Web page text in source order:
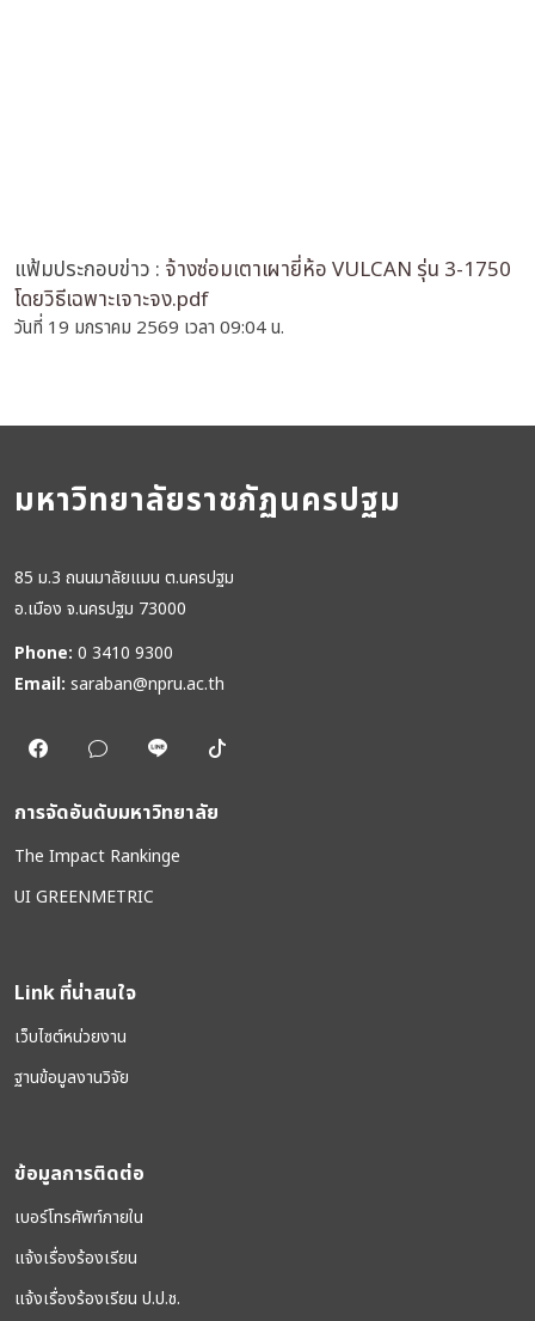
แฟ้มประกอบข่าว : จ้างซ่อมเตาเผายี่ห้อ VULCAN รุ่น 3-1750
โดยวิธีเฉพาะเจาะจง.pdf
วันที่ 19 มกราคม 2569 เวลา 09:04 น.
มหาวิทยาลัยราชภัฏนครปฐม
85 ม.3 ถนนมาลัยแมน ต.นครปฐม
อ.เมือง จ.นครปฐม 73000
Phone: 0 3410 9300
Email: saraban@npru.ac.th
การจัดอันดับมหาวิทยาลัย
The Impact Rankinge
UI GREENMETRIC
Link ที่น่าสนใจ
เว็บไซต์หน่วยงาน
ฐานข้อมูลงานวิจัย
ข้อมูลการติดต่อ
เบอร์โทรศัพท์ภายใน
แจ้งเรื่องร้องเรียน
แจ้งเรื่องร้องเรียน ป.ป.ช.